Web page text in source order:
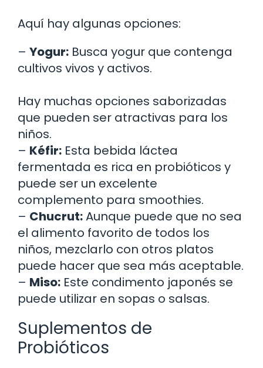
Aquí hay algunas opciones:
– Yogur: Busca yogur que contenga
cultivos vivos y activos.
Hay muchas opciones saborizadas
que pueden ser atractivas para los
niños.
– Kéfir: Esta bebida láctea
fermentada es rica en probióticos y
puede ser un excelente
complemento para smoothies.
– Chucrut:Aunque puede que no sea
el alimento favorito de todos los
niños, mezclarlo con otros platos
puede hacer que sea más aceptable.
– Miso: Este condimento japonés se
puede utilizar en sopas o salsas.
Suplementos de
Probióticos